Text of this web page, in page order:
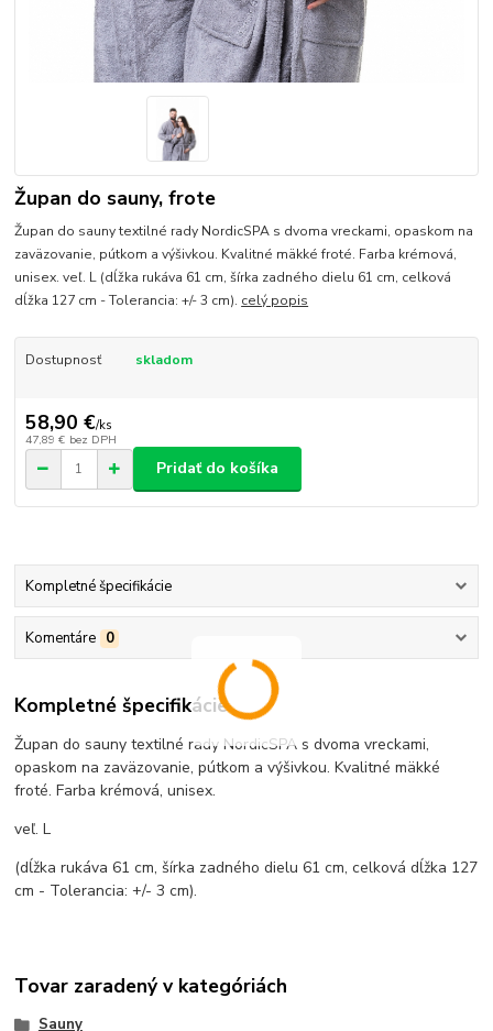
Župan do sauny, frote
Župan do sauny textilné rady NordicSPA s dvoma vreckami, opaskom na
zaväzovanie, pútkom a výšivkou. Kvalitné mäkké froté. Farba krémová,
unisex. veľ. L (dĺžka rukáva 61 cm, šírka zadného dielu 61 cm, celková
dĺžka 127 cm - Tolerancia: +/- 3 cm). celý popis
Dostupnosť skladom
58,90 €/ks
47,89 € bez DPH
Pridať do košíka
Kompletné špecifikácie
Komentáre 0
Kompletné špecifikácie
Župan do sauny textilné rady NordicSPA s dvoma vreckami,
opaskom na zaväzovanie, pútkom a výšivkou. Kvalitné mäkké
froté. Farba krémová, unisex.
veľ. L
(dĺžka rukáva 61 cm, šírka zadného dielu 61 cm, celková dĺžka 127
cm - Tolerancia: +/- 3 cm).
Tovar zaradený v kategóriách
Sauny